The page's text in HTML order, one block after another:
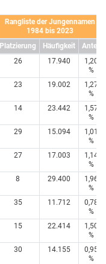
Rangliste der Jungennamen
1984 bis 2023
Platzierung Häufigkeit
Anteil
26 17.940
1,20
%
23 19.002
1,27
%
14 23.442
1,57
%
29 15.094
1,01
%
27 17.003
1,14
%
8 29.400
1,96
%
35 11.712
0,78
%
15 22.414
1,50
%
30 14.155
0,95
%